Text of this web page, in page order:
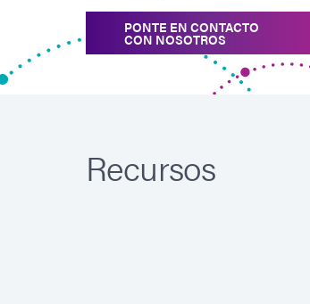
PONTE EN CONTACTO
CON NOSOTROS
Recursos